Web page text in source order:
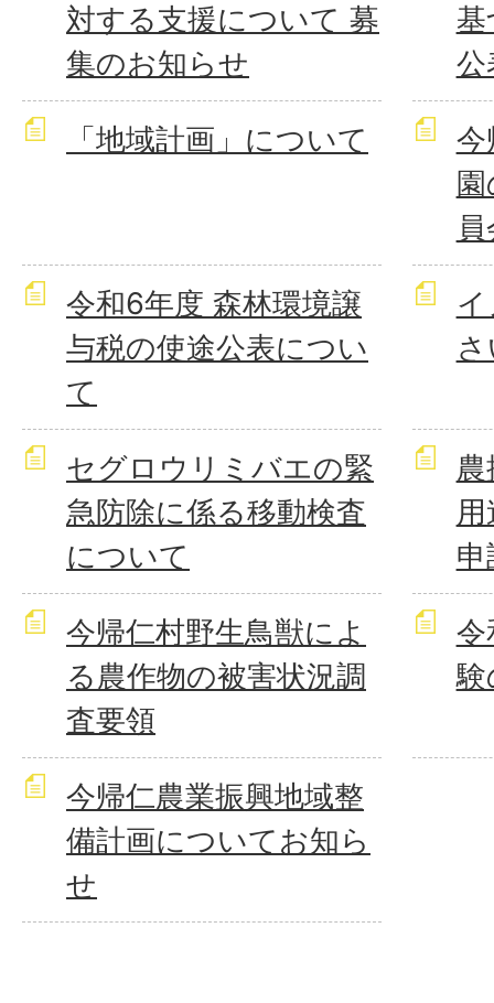
対する支援について 募
集のお知らせ
公
「地域計画」について
今
令和6年度 森林環境譲
与税の使途公表につい
て
セグロウリミバエの緊
急防除に係る移動検査
について
今帰仁村野生鳥獣によ
る農作物の被害状況調
査要領
令
験
今帰仁農業振興地域整
備計画についてお知ら
せ